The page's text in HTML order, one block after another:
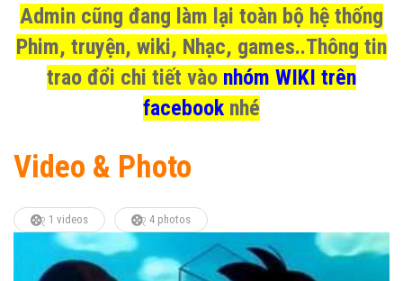
Admin cũng đang làm lại toàn bộ hệ thống
Phim, truyện, wiki, Nhạc, games..Thông tin
trao đổi chi tiết vào nhóm WIKI trên
facebook nhé
Video & Photo
1 videos 4 photos